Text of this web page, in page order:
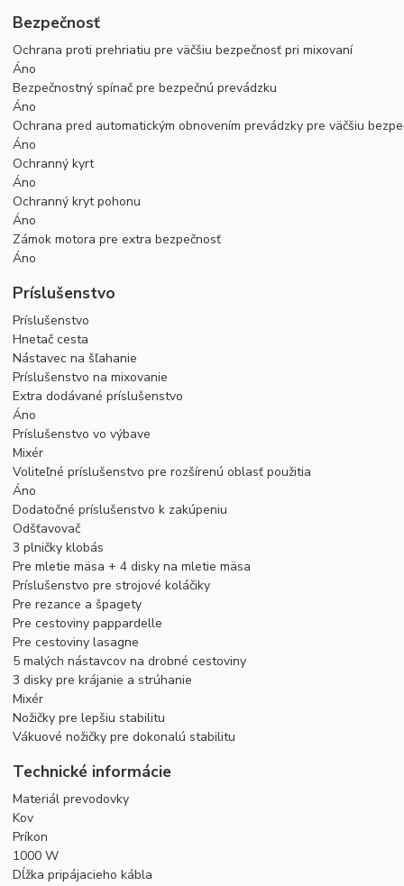
Bezpečnosť
Ochrana proti prehriatiu pre väčšiu bezpečnosť pri mixovaní
Áno
Bezpečnostný spínač pre bezpečnú prevádzku
Áno
Ochrana pred automatickým obnovením prevádzky pre väčšiu
Áno
Ochranný kyrt
Áno
Ochranný kryt pohonu
Áno
Zámok motora pre extra bezpečnosť
Áno
Príslušenstvo
Príslušenstvo
Hnetač cesta
Nástavec na šľahanie
Príslušenstvo na mixovanie
Extra dodávané príslušenstvo
Áno
Príslušenstvo vo výbave
Mixér
Voliteľné príslušenstvo pre rozšírenú oblasť použitia
Áno
Dodatočné príslušenstvo k zakúpeniu
Odšťavovač
3 plničky klobás
Pre mletie mäsa + 4 disky na mletie mäsa
Príslušenstvo pre strojové koláčiky
Pre rezance a špagety
Pre cestoviny pappardelle
Pre cestoviny lasagne
5 malých nástavcov na drobné cestoviny
3 disky pre krájanie a strúhanie
Mixér
Nožičky pre lepšiu stabilitu
Vákuové nožičky pre dokonalú stabilitu
Technické informácie
Materiál prevodovky
Kov
Príkon
1000 W
Dĺžka pripájacieho kábla